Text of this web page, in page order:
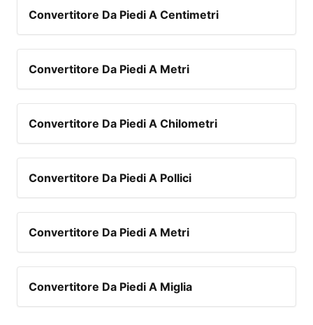
Convertitore Da Piedi A Centimetri
Convertitore Da Piedi A Metri
Convertitore Da Piedi A Chilometri
Convertitore Da Piedi A Pollici
Convertitore Da Piedi A Metri
Convertitore Da Piedi A Miglia